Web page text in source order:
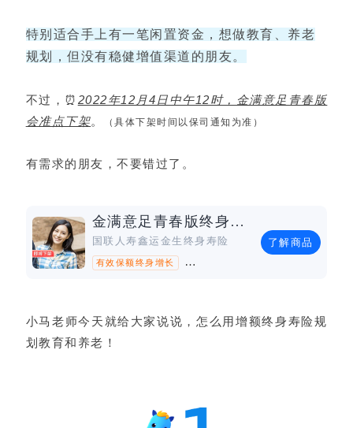
特别适合手上有一笔闲置资金，想做教育、养老
规划，但没有稳健增值渠道的朋友。
不过，⏰ 2022年12月4日中午12时，金满意足青春版
会准点下架。 （具体下架时间以保司通知为准）
有需求的朋友，不要错过了。
金满意足青春版终身寿险
国联人寿鑫运金生终身寿险
有效保额终身增长 可支持保单贷款
了解商品
小马老师今天就给大家说说，怎么用增额终身寿险规
划教育和养老！